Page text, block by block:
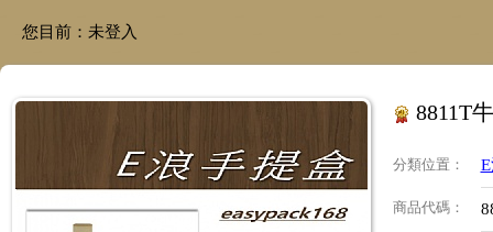
您目前： 未登入
8811T
分類位置 ：
商品代碼：